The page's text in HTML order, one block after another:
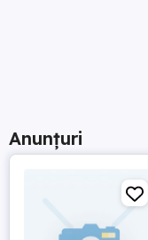
Anunțuri